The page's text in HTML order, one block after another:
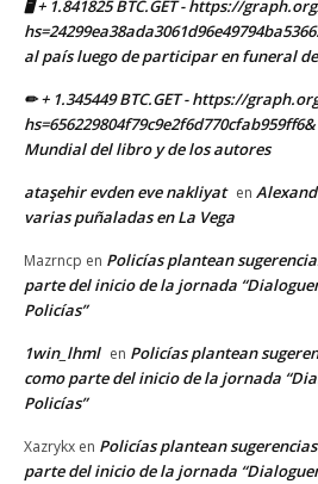
🖥 + 1.841825 BTC.GET - https://
al país luego de participar en funeral
✏ + 1.345449 BTC.GET - https://
Mundial del libro y de los autores
ataşehir evden eve nakliyat en
varias puñaladas en La Vega
Mazrncp en Policías plantean
parte del inicio de la jornada
Policías”
1win_lhml en Policías plantean
como parte del inicio de la jornada
Policías”
Xazrykx en Policías plantean
parte del inicio de la jornada